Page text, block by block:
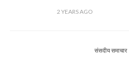
2 YEARS AGO
संसदीय समाचार